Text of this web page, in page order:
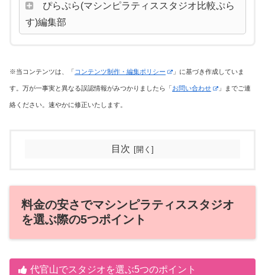
ぴらぷら(マシンピラティススタジオ比較ぷら
す)編集部
※当コンテンツは、「 コンテンツ制作・編集ポリシー 」に基づき作成していま
す。万が一事実と異なる誤認情報がみつかりましたら「 お問い合わせ 」までご連
絡ください。速やかに修正いたします。
目次
料金の安さでマシンピラティススタジオ
を選ぶ際の5つポイント
代官山でスタジオを選ぶ5つのポイント